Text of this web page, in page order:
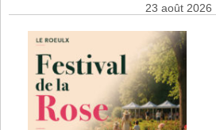
23 août 2026